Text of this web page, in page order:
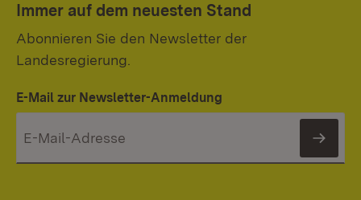
Immer auf dem neuesten Stand
Abonnieren Sie den Newsletter der
Landesregierung.
E-Mail zur Newsletter-Anmeldung